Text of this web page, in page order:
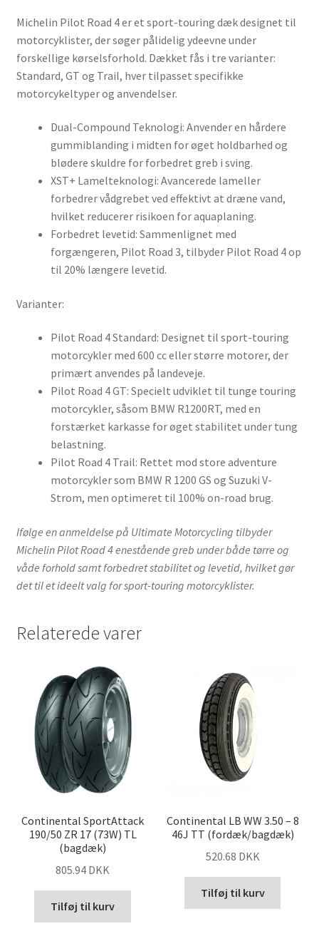
Michelin Pilot Road 4 er et sport-touring dæk designet til
motorcyklister, der søger pålidelig ydeevne under
forskellige kørselsforhold. Dækket fås i tre varianter:
Standard, GT og Trail, hver tilpasset specifikke
motorcykeltyper og anvendelser.
Dual-Compound Teknologi: Anvender en hårdere
gummiblanding i midten for øget holdbarhed og
blødere skuldre for forbedret greb i sving.
XST+ Lamelteknologi: Avancerede lameller
forbedrer vådgrebet ved effektivt at dræne vand,
hvilket reducerer risikoen for aquaplaning.
Forbedret levetid: Sammenlignet med
forgængeren, Pilot Road 3, tilbyder Pilot Road 4 op
til 20% længere levetid.
Varianter:
Pilot Road 4 Standard: Designet til sport-touring
motorcykler med 600 cc eller større motorer, der
primært anvendes på landeveje.
Pilot Road 4 GT: Specielt udviklet til tunge touring
motorcykler, såsom BMW R1200RT, med en
forstærket karkasse for øget stabilitet under tung
belastning.
Pilot Road 4 Trail: Rettet mod store adventure
motorcykler som BMW R 1200 GS og Suzuki V-
Strom, men optimeret til 100% on-road brug.
Ifølge en anmeldelse på Ultimate Motorcycling tilbyder
Michelin Pilot Road 4 enestående greb under både tørre og
våde forhold samt forbedret stabilitet og levetid, hvilket gør
det til et ideelt valg for sport-touring motorcyklister.
Relaterede varer
Continental SportAttack
190/50 ZR 17 (73W) TL
(bagdæk)
805.94 DKK
Tilføj til kurv
Continental LB WW 3.50 – 8
46J TT (fordæk/bagdæk)
520.68 DKK
Tilføj til kurv